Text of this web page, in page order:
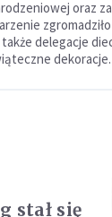
oraz
delegacje
dekoracje.
stał się